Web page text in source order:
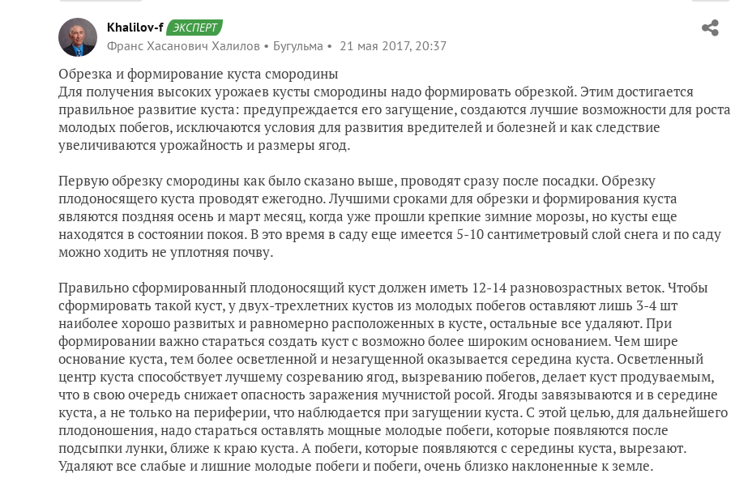
Khalilov-f ЭКСПЕРТ
Франс Хасанович Халилов Бугульма 21 мая 2017, 20:37
Обрезка и формирование куста смородины
Для получения высоких урожаев кусты смородины надо формировать обрезкой. Этим достигается
правильное развитие куста: предупреждается его загущение, создаются лучшие возможности для роста
молодых побегов, исключаются условия для развития вредителей и болезней и как следствие
увеличиваются урожайность и размеры ягод.
Первую обрезку смородины как было сказано выше, проводят сразу после посадки. Обрезку
плодоносящего куста проводят ежегодно. Лучшими сроками для обрезки и формирования куста
являются поздняя осень и март месяц, когда уже прошли крепкие зимние морозы, но кусты еще
находятся в состоянии покоя. В это время в саду еще имеется 5-10 сантиметровый слой снега и по саду
можно ходить не уплотняя почву.
Правильно сформированный плодоносящий куст должен иметь 12-14 разновозрастных веток. Чтобы
сформировать такой куст, у двух-трехлетних кустов из молодых побегов оставляют лишь 3-4 шт
наиболее хорошо развитых и равномерно расположенных в кусте, остальные все удаляют. При
формировании важно стараться создать куст с возможно более широким основанием. Чем шире
основание куста, тем более осветленной и незагущенной оказывается середина куста. Осветленный
центр куста способствует лучшему созреванию ягод, вызреванию побегов, делает куст продуваемым,
что в свою очередь снижает опасность заражения мучнистой росой. Ягоды завязываются и в середине
куста, а не только на периферии, что наблюдается при загущении куста. С этой целью, для дальнейшего
плодоношения, надо стараться оставлять мощные молодые побеги, которые появляются после
подсыпки лунки, ближе к краю куста. А побеги, которые появляются с середины куста, вырезают.
Удаляют все слабые и лишние молодые побеги и побеги, очень близко наклоненные к земле.